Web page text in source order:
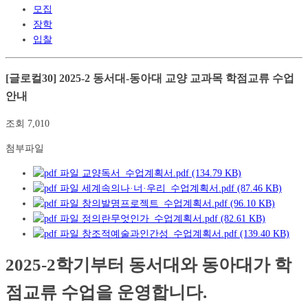
모집
장학
입찰
[글로컬30] 2025-2 동서대-동아대 교양 교과목 학점교류 수업
안내
조회 7,010
첨부파일
교양독서_수업계획서.pdf (134.79 KB)
세계속의나·너·우리_수업계획서.pdf (87.46 KB)
창의발명프로젝트_수업계획서.pdf (96.10 KB)
정의란무엇인가_수업계획서.pdf (82.61 KB)
창조적예술과인간성_수업계획서.pdf (139.40 KB)
2025-2학기부터 동서대와 동아대가 학
점교류 수업을 운영합니다.